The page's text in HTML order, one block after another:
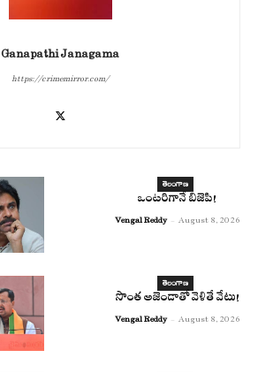
Ganapathi Janagama
https://crimemirror.com/
తెలంగాణ
ఒంటరిగానే బిజెపి!
Vengal Reddy - August 8, 2026
తెలంగాణ
సొంత అజెండాతో వెళితే వేటు!
Vengal Reddy - August 8, 2026